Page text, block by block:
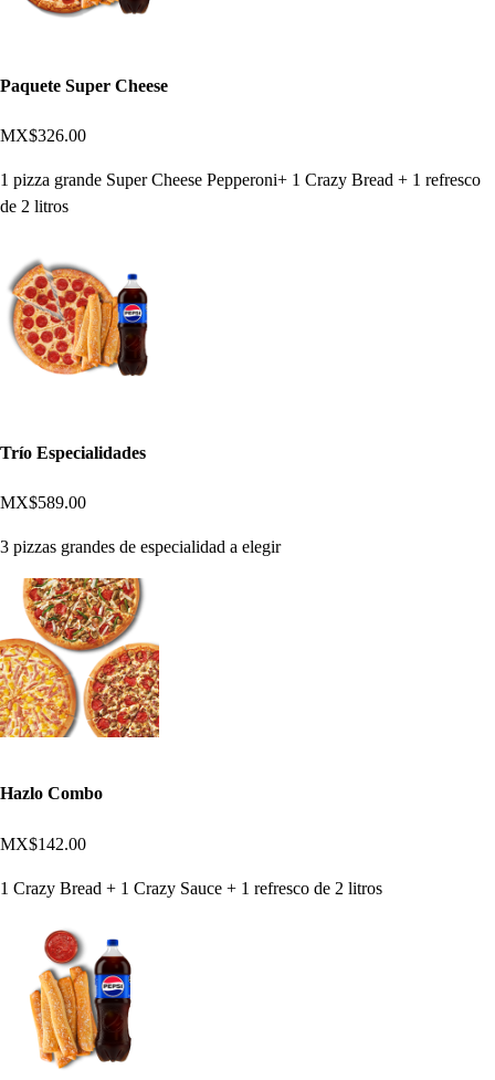
Paquete Super Cheese
MX$326.00
1 pizza grande Super Cheese Pepperoni+ 1 Crazy Bread + 1 refresco
de 2 litros
Trío Especialidades
MX$589.00
3 pizzas grandes de especialidad a elegir
Hazlo Combo
MX$142.00
1 Crazy Bread + 1 Crazy Sauce + 1 refresco de 2 litros